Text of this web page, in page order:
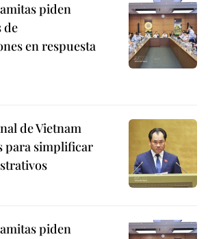
piden
de
en respuesta
de Vietnam
para simplificar
piden